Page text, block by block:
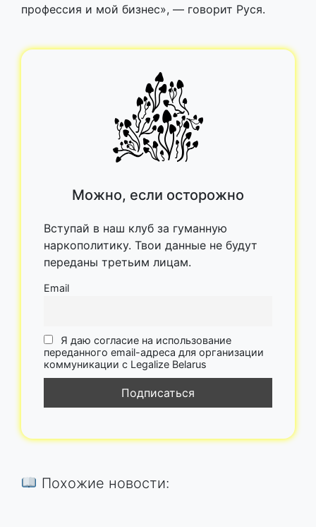
профессия и мой бизнес», — говорит Руся.
Можно, если осторожно
Вступай в наш клуб за гуманную
наркополитику. Твои данные не будут
переданы третьим лицам.
Email
Я даю согласие на использование
переданного email-адреса для организации
коммуникации с Legalize Belarus
Похожие новости: